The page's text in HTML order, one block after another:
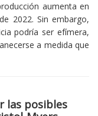
aumenta en
2022. Sin embargo,
podría ser efímera,
a medida que
las posibles